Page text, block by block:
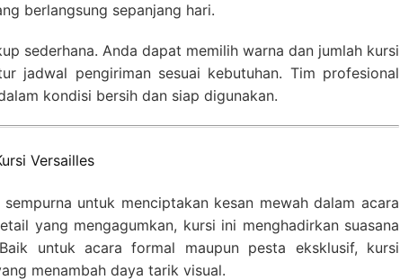
berlangsung sepanjang hari.
sederhana. Anda dapat memilih warna dan jumlah kursi
jadwal pengiriman sesuai kebutuhan. Tim profesional
kondisi bersih dan siap digunakan.
Versailles
untuk menciptakan kesan mewah dalam acara
yang mengagumkan, kursi ini menghadirkan suasana
untuk acara formal maupun pesta eksklusif, kursi
menambah daya tarik visual.